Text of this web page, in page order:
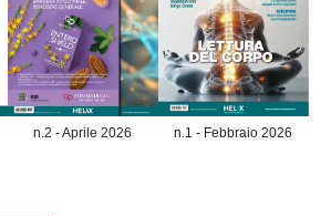
n.2 - Aprile 2026 n.1 - Febbraio 2026